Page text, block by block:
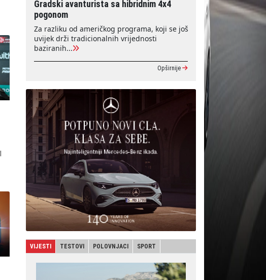
Gradski avanturista sa hibridnim 4x4
pogonom
Za razliku od američkog programa, koji se još
uvijek drži tradicionalnih vrijednosti
baziranih...
Opširnije
VIJESTI TESTOVI POLOVNJACI SPORT